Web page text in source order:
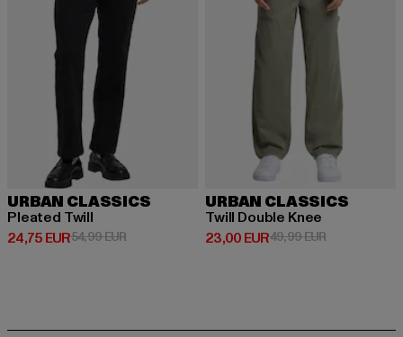
URBAN CLASSICS
Pleated Twill
24,75 EUR
Derzeitiger Preis: 24,75 EUR
54,99 EURAktionspreis: 54,99 EUR
URBAN CLASSICS
Twill Double Knee
23,00 EUR
Derzeitiger Preis: 23,00 EUR
49,99 EURAktionspreis: